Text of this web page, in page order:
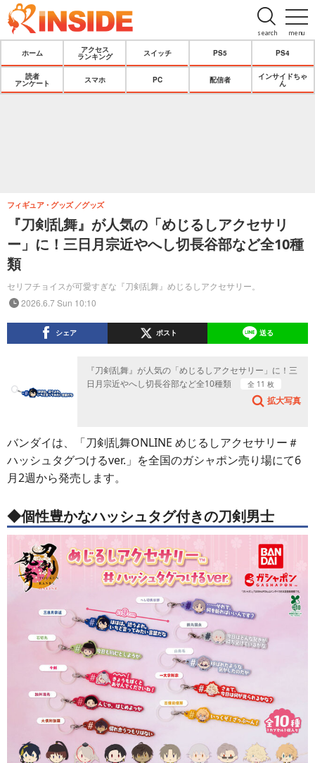
menu
search
ホーム
アクセス
ランキング
スイッチ PS5 PS4
読者
アンケート
スマホ PC 配信者
インサイドちゃ
ん
『刀剣乱舞』が人気の「めじるしアクセサリ
ー」に！三日月宗近やへし切長谷部など全10種
類
セリフチョイスが可愛すぎな『刀剣乱舞』めじるしアクセサリー。
フィギュア・グッズ グッズ
2026.6.7 Sun 10:10
シェア ポスト 送る
『刀剣乱舞』が人気の「めじるしアクセサリー」に！三
日月宗近やへし切長谷部など全10種類
全 11 枚
拡大写真
バンダイは、「刀剣乱舞ONLINE めじるしアクセサリー＃
ハッシュタグつけるver.」を全国のガシャポン売り場にて6
月2週から発売します。
◆個性豊かなハッシュタグ付きの刀剣男士